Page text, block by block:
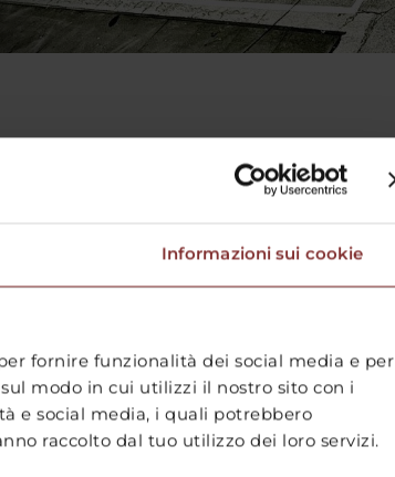
Informazioni sui cookie
fornire funzionalità dei social media e per
modo in cui utilizzi il nostro sito con i
e social media, i quali potrebbero
raccolto dal tuo utilizzo dei loro servizi.